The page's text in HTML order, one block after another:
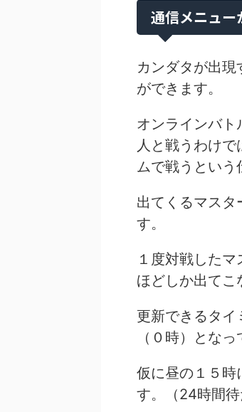
通信メニュー
カンダタが出現
ができます。
オンラインバト
人と戦うわけ
ムで戦うという
出てくるマスタ
す。
１度対戦した
ほどしか出てこ
更新できるタ
（０時）となっ
仮に昼の１５時
す。（24時間待